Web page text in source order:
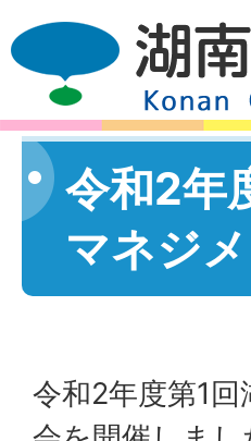
令和2年
マネジ
令和2年度第1